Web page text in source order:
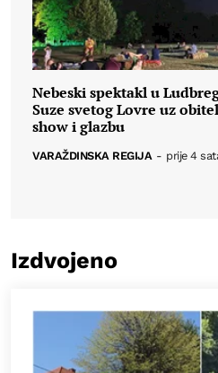
Nebeski spektakl u
Suze svetog Lovre uz
show i glazbu
VARAŽDINSKA REGIJA - prije 4
Izdvojeno